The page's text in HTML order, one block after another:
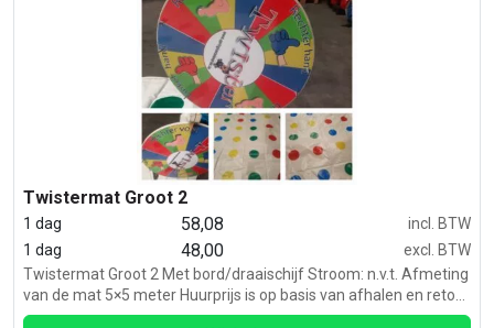
Twistermat Groot 2
1 dag 58,08
incl. BTW
1 dag
48,00
excl. BTW
Twistermat Groot 2 Met bord/draaischijf Stroom: n.v.t. Afmeting
van de mat 5×5 meter Huurprijs is op basis van afhalen en retour
brengen.